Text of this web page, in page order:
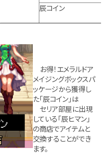
辰コイン
お得！エメラルドア
メイジングボックスパ
ッケージから獲得し
た「辰コイン」は
セリア部屋に出現
している「辰ヒマン」
の商店でアイテムと
交換することができ
ます。